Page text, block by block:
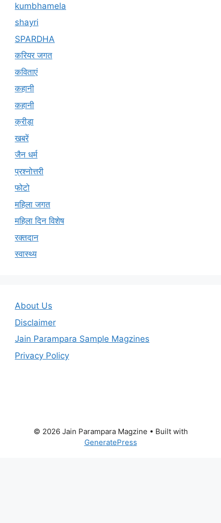
kumbhamela
shayri
SPARDHA
करियर जगत
कविताएं
कहानी
कहानी
क्रीड़ा
खबरें
जैन धर्म
प्रश्नोत्तरी
फोटो
महिला जगत
महिला दिन विशेष
रक्तदान
स्वास्थ्य
About Us
Disclaimer
Jain Parampara Sample Magzines
Privacy Policy
© 2026 Jain Parampara Magzine • Built with
GeneratePress